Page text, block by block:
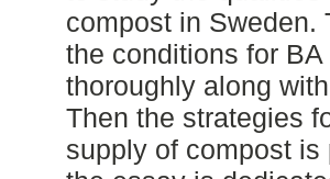
compost in Sweden.
the conditions for
thoroughly along
Then the strategies
supply of compost is